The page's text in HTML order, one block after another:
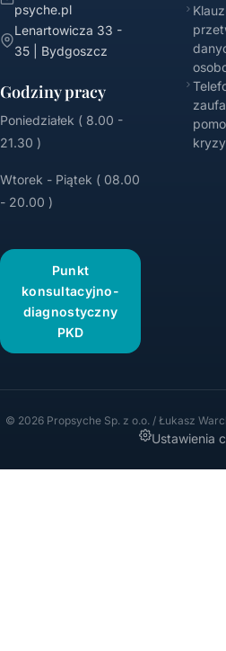
psyche.pl
Lenartowicza 33 -
35 | Bydgoszcz
Godziny pracy
Poniedziałek ( 8.00 -
21.30 )
Wtorek - Piątek ( 08.00
- 20.00 )
Punkt
konsultacyjno-
diagnostyczny
PKD
© 2026 Propsyche Sp. z o.o. / Łukasz
Ustawienia